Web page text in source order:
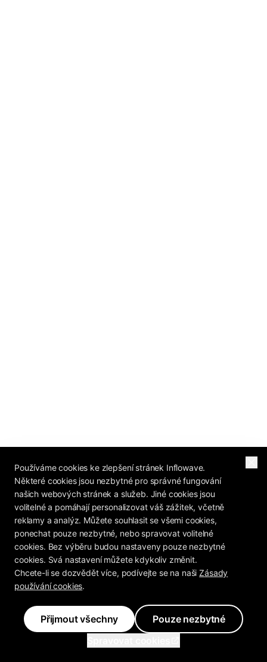
Používáme cookies ke zlepšení stránek Inflowave.
Některé cookies jsou nezbytné pro správné fungování
našich webových stránek a služeb. Jiné cookies jsou
volitelné a pomáhají personalizovat váš zážitek, včetně
reklamy a analýz. Můžete souhlasit se všemi cookies,
ponechat pouze nezbytné, nebo spravovat volitelné
cookies. Bez výběru budou nastaveny pouze nezbytné
cookies. Svá nastavení můžete kdykoliv změnit.
Chcete-li se dozvědět více, podívejte se na našiZásady
používání cookies.
Přijmout všechny
Pouze nezbytné